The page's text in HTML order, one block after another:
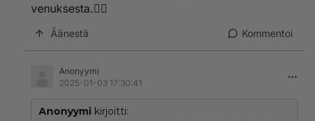
venuksesta.🤷‍♀️
Äänestä Kommentoi
Anonyymi
2025-01-03 17:30:41
Anonyymi kirjoitti: